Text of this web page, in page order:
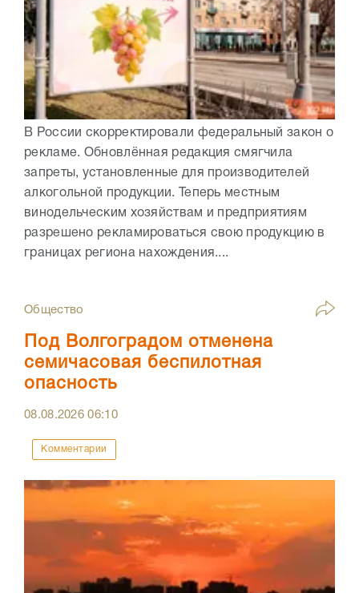
В России скорректировали федеральный закон о
рекламе. Обновлённая редакция смягчила
запреты, установленные для производителей
алкогольной продукции. Теперь местным
винодельческим хозяйствам и предприятиям
разрешено рекламироваться свою продукцию в
границах региона нахождения....
Общество
Под Волгоградом отменена
семичасовая беспилотная
опасность
08.08.202606:10
Комментарии